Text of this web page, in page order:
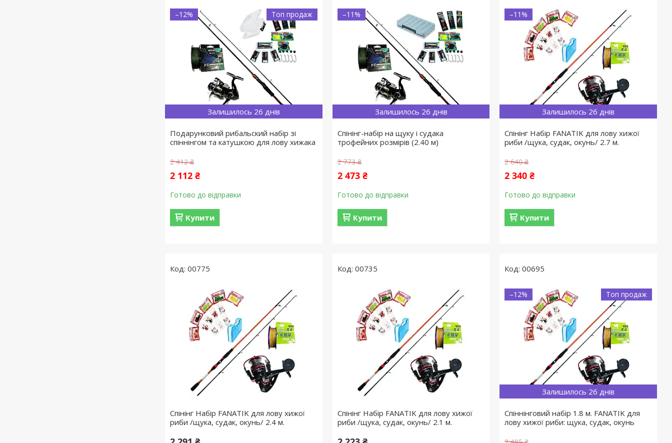
Залишилось 26 днів
Топ продаж
–12%
Подарунковий рибальский набір зі
спіннінгом та катушкою для лову хижака
2 412 ₴
2 112 ₴
Готово до відправки
Купити
Залишилось 26 днів
–11%
Спінінг-набір на щуку і судака
трофейних розмірів (2.40 м)
2 773 ₴
2 473 ₴
Готово до відправки
Купити
Залишилось 26 днів
–11%
Спінінг Набір FANATIK для лову хижої
риби /щука, судак, окунь/ 2.7 м.
2 640 ₴
2 340 ₴
Готово до відправки
Купити
00775
Спінінг Набір FANATIK для лову хижої
риби /щука, судак, окунь/ 2.4 м.
00735
Спінінг Набір FANATIK для лову хижої
риби /щука, судак, окунь/ 2.1 м.
00695
Залишилось 26 днів
Топ продаж
–12%
Спіннінговий набір 1.8 м. FANATIK для
лову хижої риби: щука, судак, окунь